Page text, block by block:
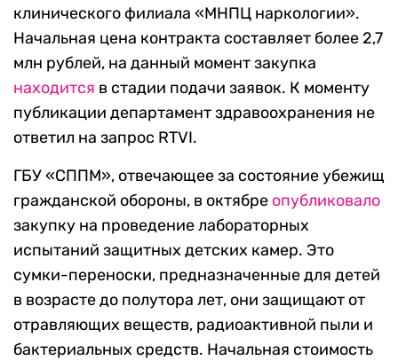
клинического филиала «МНПЦ наркологии».
Начальная цена контракта составляет более 2,7
млн рублей, на данный момент закупка
находится в стадии подачи заявок. К моменту
публикации департамент здравоохранения не
ответил на запрос RTVI.
ГБУ «СППМ», отвечающее за состояние убежищ
гражданской обороны, в октябре опубликовало
закупку на проведение лабораторных
испытаний защитных детских камер. Это
сумки-переноски, предназначенные для детей
в возрасте до полутора лет, они защищают от
отравляющих веществ, радиоактивной пыли и
бактериальных средств. Начальная стоимость